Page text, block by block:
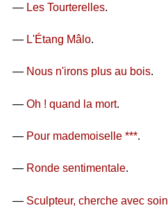
— Les Tourterelles.
— L'Étang Mâlo.
— Nous n'irons plus au bois.
— Oh ! quand la mort.
— Pour mademoiselle ***.
— Ronde sentimentale.
— Sculpteur, cherche avec soin